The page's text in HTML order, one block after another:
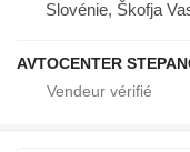
Slovénie, Škofja
AVTOCENTER